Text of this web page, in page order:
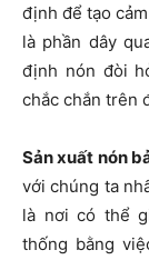
định để tạo
là phần dây
định nón đòi
chắc chắn trên
Sản xuất nón
với chúng ta
là nơi có thể
thống bằng